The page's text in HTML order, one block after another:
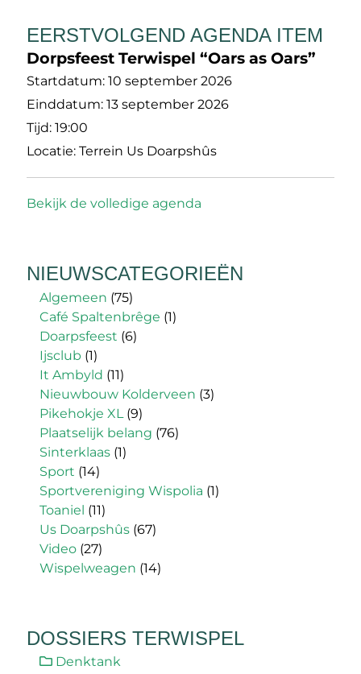
EERSTVOLGEND AGENDA ITEM
Dorpsfeest Terwispel “Oars as Oars”
Startdatum: 10 september 2026
Einddatum: 13 september 2026
Tijd: 19:00
Locatie: Terrein Us Doarpshûs
Bekijk de volledige agenda
NIEUWSCATEGORIEËN
Algemeen (75)
Café Spaltenbrêge (1)
Doarpsfeest (6)
Ijsclub (1)
It Ambyld (11)
Nieuwbouw Kolderveen (3)
Pikehokje XL (9)
Plaatselijk belang (76)
Sinterklaas (1)
Sport (14)
Sportvereniging Wispolia (1)
Toaniel (11)
Us Doarpshûs (67)
Video (27)
Wispelweagen (14)
DOSSIERS TERWISPEL
Denktank